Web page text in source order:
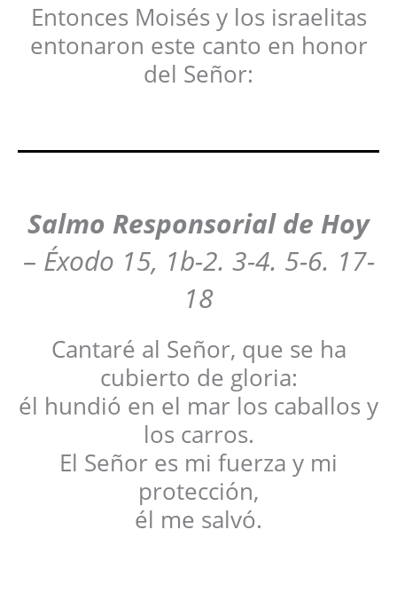
Entonces Moisés y los israelitas
entonaron este canto en honor
del Señor:
Salmo Responsorial de Hoy
– Éxodo 15, 1b-2. 3-4. 5-6. 17-
18
Cantaré al Señor, que se ha
cubierto de gloria:
él hundió en el mar los caballos y
los carros.
El Señor es mi fuerza y mi
protección,
él me salvó.